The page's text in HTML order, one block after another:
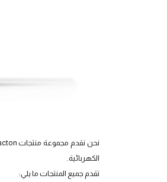
الكهربائية.
تقدم جميع المنتجات ما يلي: